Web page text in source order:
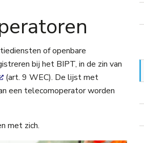
of openbare
bij het BIPT, in de zin van
(art. 9 WEC). De lijst met
een telecomoperator worden
met zich.